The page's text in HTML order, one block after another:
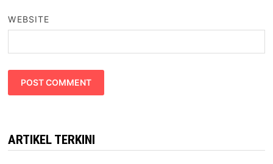
WEBSITE
ARTIKEL TERKINI